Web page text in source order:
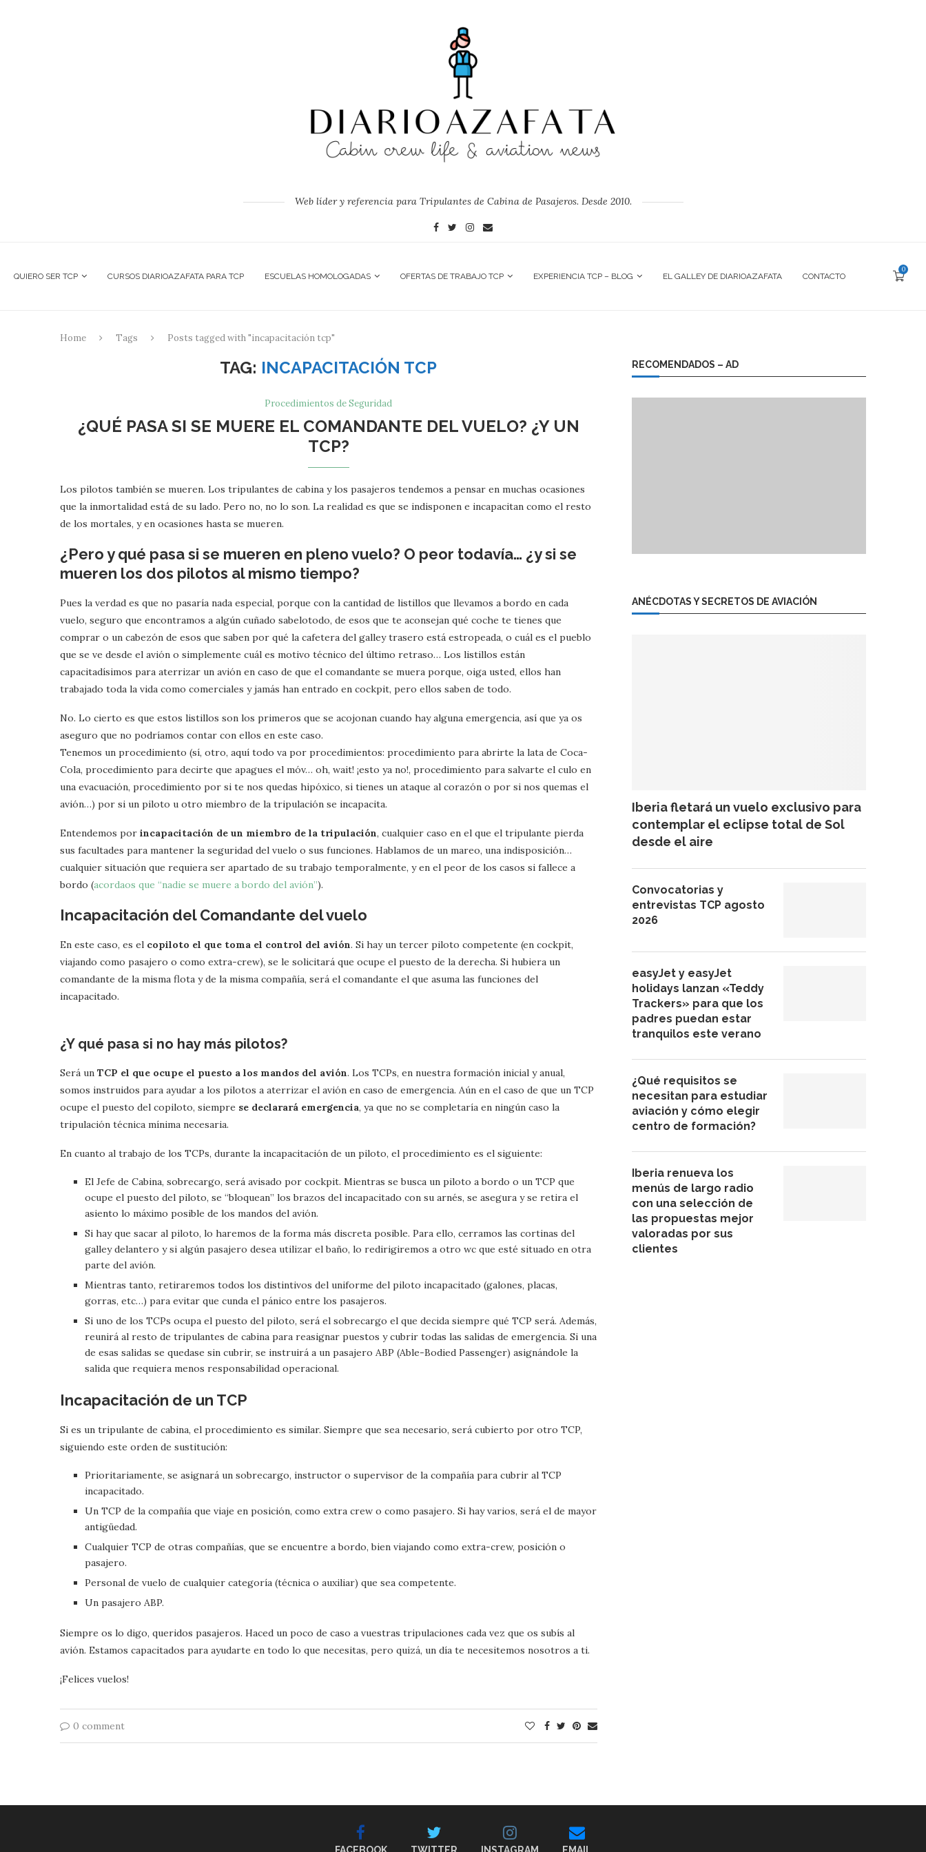
Web líder y referencia para Tripulantes de Cabina de Pasajeros. Desde 2010.
QUIERO SER TCP CURSOS DIARIOAZAFATA PARA TCP ESCUELAS HOMOLOGADAS OFERTAS DE TRABAJO TCP EXPERIENCIA TCP – BLOG EL GALLEY DE DIARIOAZAFATA CONTACTO
0
Home Tags Posts tagged with "incapacitación tcp"
TAG: INCAPACITACIÓN TCP
Procedimientos de Seguridad
¿QUÉ PASA SI SE MUERE EL COMANDANTE DEL VUELO? ¿Y UN
TCP?
Los pilotos también se mueren. Los tripulantes de cabina y los pasajeros tendemos a pensar en muchas ocasiones
que la inmortalidad está de su lado. Pero no, no lo son. La realidad es que se indisponen e incapacitan como el resto
de los mortales, y en ocasiones hasta se mueren.
¿Pero y qué pasa si se mueren en pleno vuelo? O peor todavía… ¿y si se
mueren los dos pilotos al mismo tiempo?
Pues la verdad es que no pasaría nada especial, porque con la cantidad de listillos que llevamos a bordo en cada
vuelo, seguro que encontramos a algún cuñado sabelotodo, de esos que te aconsejan qué coche te tienes que
comprar o un cabezón de esos que saben por qué la cafetera del galley trasero está estropeada, o cuál es el pueblo
que se ve desde el avión o simplemente cuál es motivo técnico del último retraso… Los listillos están
capacitadísimos para aterrizar un avión en caso de que el comandante se muera porque, oiga usted, ellos han
trabajado toda la vida como comerciales y jamás han entrado en cockpit, pero ellos saben de todo.
No. Lo cierto es que estos listillos son los primeros que se acojonan cuando hay alguna emergencia, así que ya os
aseguro que no podríamos contar con ellos en este caso.
Tenemos un procedimiento (sí, otro, aquí todo va por procedimientos: procedimiento para abrirte la lata de Coca-
Cola, procedimiento para decirte que apagues el móv… oh, wait! ¡esto ya no!, procedimiento para salvarte el culo en
una evacuación, procedimiento por si te nos quedas hipóxico, si tienes un ataque al corazón o por si nos quemas el
avión…) por si un piloto u otro miembro de la tripulación se incapacita.
Entendemos por incapacitación de un miembro de la tripulación, cualquier caso en el que el tripulante pierda
sus facultades para mantener la seguridad del vuelo o sus funciones. Hablamos de un mareo, una indisposición…
cualquier situación que requiera ser apartado de su trabajo temporalmente, y en el peor de los casos si fallece a
bordo (acordaos que “nadie se muere a bordo del avión”).
Incapacitación del Comandante del vuelo
En este caso, es el copiloto el que toma el control del avión. Si hay un tercer piloto competente (en cockpit,
viajando como pasajero o como extra-crew), se le solicitará que ocupe el puesto de la derecha. Si hubiera un
comandante de la misma flota y de la misma compañía, será el comandante el que asuma las funciones del
incapacitado.
¿Y qué pasa si no hay más pilotos?
Será un TCP el que ocupe el puesto a los mandos del avión. Los TCPs, en nuestra formación inicial y anual,
somos instruidos para ayudar a los pilotos a aterrizar el avión en caso de emergencia. Aún en el caso de que un TCP
ocupe el puesto del copiloto, siempre se declarará emergencia, ya que no se completaría en ningún caso la
tripulación técnica mínima necesaria.
En cuanto al trabajo de los TCPs, durante la incapacitación de un piloto, el procedimiento es el siguiente:
El Jefe de Cabina, sobrecargo, será avisado por cockpit. Mientras se busca un piloto a bordo o un TCP que
ocupe el puesto del piloto, se “bloquean” los brazos del incapacitado con su arnés, se asegura y se retira el
asiento lo máximo posible de los mandos del avión.
Si hay que sacar al piloto, lo haremos de la forma más discreta posible. Para ello, cerramos las cortinas del
galley delantero y si algún pasajero desea utilizar el baño, lo redirigiremos a otro wc que esté situado en otra
parte del avión.
Mientras tanto, retiraremos todos los distintivos del uniforme del piloto incapacitado (galones, placas,
gorras, etc…) para evitar que cunda el pánico entre los pasajeros.
Si uno de los TCPs ocupa el puesto del piloto, será el sobrecargo el que decida siempre qué TCP será. Además,
reunirá al resto de tripulantes de cabina para reasignar puestos y cubrir todas las salidas de emergencia. Si una
de esas salidas se quedase sin cubrir, se instruirá a un pasajero ABP (Able-Bodied Passenger) asignándole la
salida que requiera menos responsabilidad operacional.
Incapacitación de un TCP
Si es un tripulante de cabina, el procedimiento es similar. Siempre que sea necesario, será cubierto por otro TCP,
siguiendo este orden de sustitución:
Prioritariamente, se asignará un sobrecargo, instructor o supervisor de la compañía para cubrir al TCP
incapacitado.
Un TCP de la compañía que viaje en posición, como extra crew o como pasajero. Si hay varios, será el de mayor
antigüedad.
Cualquier TCP de otras compañías, que se encuentre a bordo, bien viajando como extra-crew, posición o
pasajero.
Personal de vuelo de cualquier categoría (técnica o auxiliar) que sea competente.
Un pasajero ABP.
Siempre os lo digo, queridos pasajeros. Haced un poco de caso a vuestras tripulaciones cada vez que os subís al
avión. Estamos capacitados para ayudarte en todo lo que necesitas, pero quizá, un día te necesitemos nosotros a ti.
¡Felices vuelos!
0 comment
RECOMENDADOS – AD
ANÉCDOTAS Y SECRETOS DE AVIACIÓN
Iberia fletará un vuelo exclusivo para
contemplar el eclipse total de Sol
desde el aire
Convocatorias y
entrevistas TCP agosto
2026
easyJet y easyJet
holidays lanzan «Teddy
Trackers» para que los
padres puedan estar
tranquilos este verano
¿Qué requisitos se
necesitan para estudiar
aviación y cómo elegir
centro de formación?
Iberia renueva los
menús de largo radio
con una selección de
las propuestas mejor
valoradas por sus
clientes